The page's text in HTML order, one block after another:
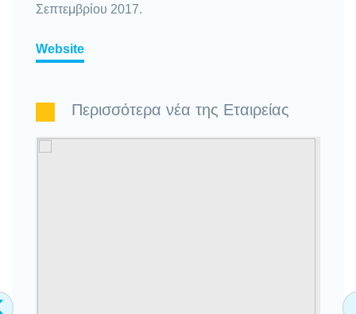
Σεπτεμβρίου 2017.
Website
Περισσότερα νέα της Εταιρείας